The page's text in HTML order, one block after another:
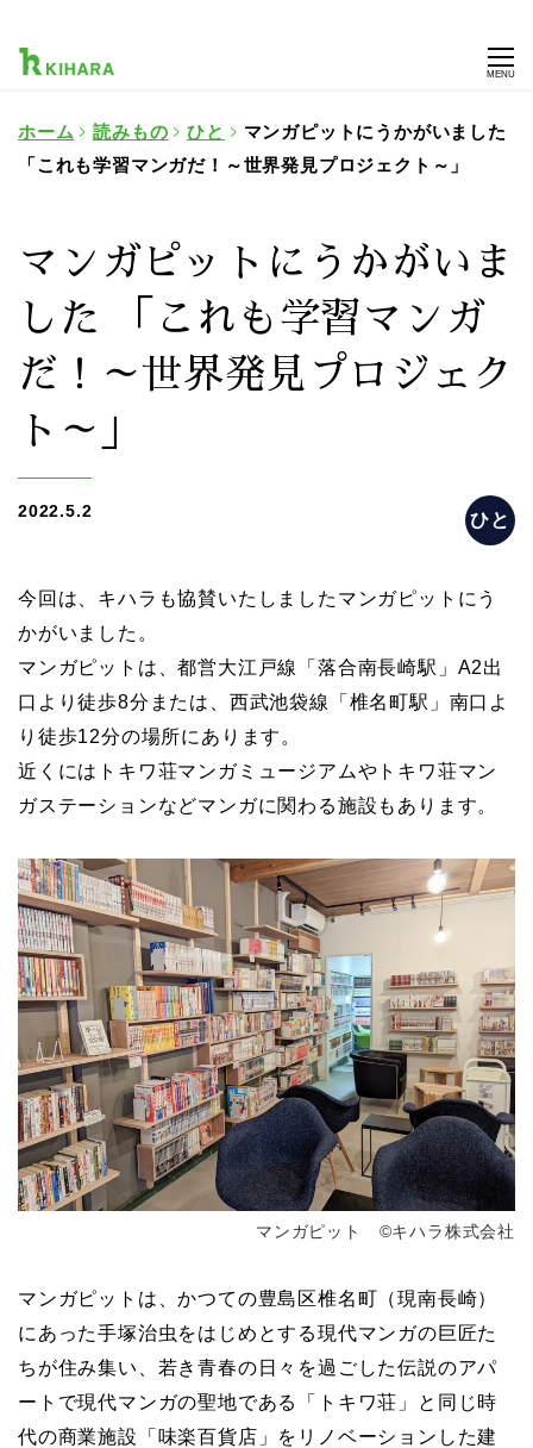
MENU
ホーム 読みもの ひと
マンガピットにうかがいました
「これも学習マンガだ！～世界発見プロジェクト～」
マンガピットにうかがいま
した 「これも学習マンガ
だ！～世界発見プロジェク
ト～」
2022.5.2 ひと
今回は、キハラも協賛いたしましたマンガピットにう
かがいました。
マンガピットは、都営大江戸線「落合南長崎駅」A2出
口より徒歩8分または、西武池袋線「椎名町駅」南口よ
り徒歩12分の場所にあります。
近くにはトキワ荘マンガミュージアムやトキワ荘マン
ガステーションなどマンガに関わる施設もあります。
マンガピット ©キハラ株式会社
マンガピットは、かつての豊島区椎名町（現南長崎）
にあった手塚治虫をはじめとする現代マンガの巨匠た
ちが住み集い、若き青春の日々を過ごした伝説のアパ
ートで現代マンガの聖地である「トキワ荘」と同じ時
代の商業施設「味楽百貨店」をリノベーションした建